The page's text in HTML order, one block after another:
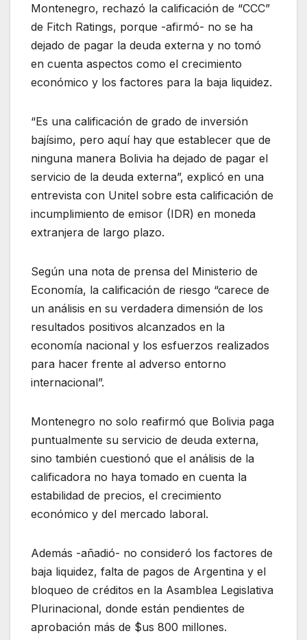
Montenegro, rechazó la calificación de “CCC”
de Fitch Ratings, porque -afirmó- no se ha
dejado de pagar la deuda externa y no tomó
en cuenta aspectos como el crecimiento
económico y los factores para la baja liquidez.
“Es una calificación de grado de inversión
bajísimo, pero aquí hay que establecer que de
ninguna manera Bolivia ha dejado de pagar el
servicio de la deuda externa”, explicó en una
entrevista con Unitel sobre esta calificación de
incumplimiento de emisor (IDR) en moneda
extranjera de largo plazo.
Según una nota de prensa del Ministerio de
Economía, la calificación de riesgo “carece de
un análisis en su verdadera dimensión de los
resultados positivos alcanzados en la
economía nacional y los esfuerzos realizados
para hacer frente al adverso entorno
internacional”.
Montenegro no solo reafirmó que Bolivia paga
puntualmente su servicio de deuda externa,
sino también cuestionó que el análisis de la
calificadora no haya tomado en cuenta la
estabilidad de precios, el crecimiento
económico y del mercado laboral.
Además -añadió- no consideró los factores de
baja liquidez, falta de pagos de Argentina y el
bloqueo de créditos en la Asamblea Legislativa
Plurinacional, donde están pendientes de
aprobación más de $us 800 millones.